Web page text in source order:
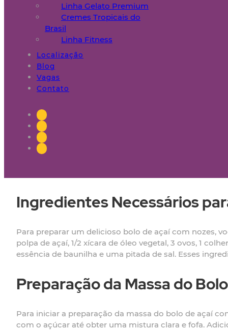
Linha Gelato Premium
Cremes Tropicais do
Brasil
Linha Fitness
Localização
Blog
Vagas
Contato
Ingredientes Necessários
Para preparar um delicioso bolo de açaí com nozes,
polpa de açaí, 1/2 xícara de óleo vegetal, 3 ovos, 1
essência de baunilha e uma pitada de sal. Esses
Preparação da Massa do
Para iniciar a preparação da massa do bolo de açaí
com o açúcar até obter uma mistura clara e fofa.